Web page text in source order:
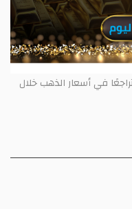
لـ «أي صاغة": 15 جنيهًا تراجعًا في أسعار الذهب خلال